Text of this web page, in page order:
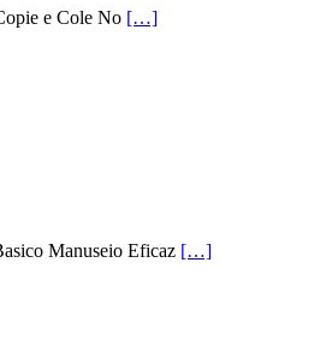
e Cole No […]
Manuseio Eficaz […]